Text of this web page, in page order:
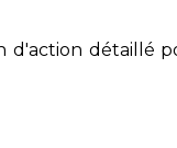
détaillé